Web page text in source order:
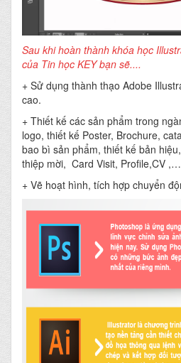
Sau khi hoàn thành khóa học
của Tin học KEY bạn sẽ....
+ Sử dụng thành thạo Adobe
cao.
+ Thiết kế các sản phẩm trong
logo, thiết kế Poster, Brochure,
bao bì sản phẩm, thiết kế bản
thiệp mời, Card Visit, Profile,CV ,…
+ Vẽ hoạt hình, tích hợp chuyển